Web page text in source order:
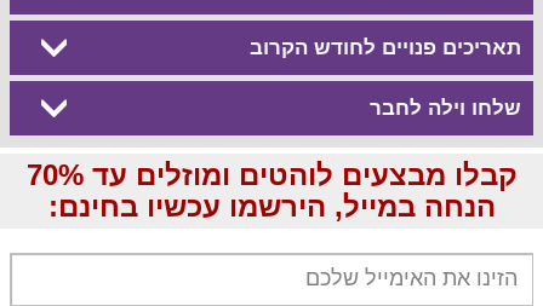
תאריכים פנויים לחודש הקרוב
שלחו וילה לחבר
קבלו מבצעים לוהטים ומוזלים עד 70%
הנחה במייל, הירשמו עכשיו בחינם: